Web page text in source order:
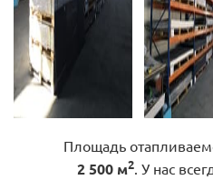
Площадь
2 500 м2. У нас